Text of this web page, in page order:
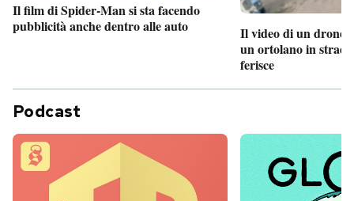
Il film di Spider-Man si sta facendo
pubblicità anche dentro alle auto
Il video di un drone
un ortolano in
ferisce
Podcast